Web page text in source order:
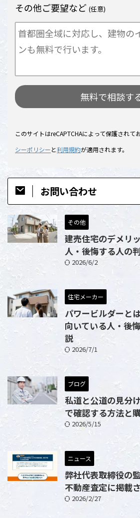
その他ご要望など (任意)
このサイトはreCAPTCHAによって保護されて
シーポリシーと利用規約が適用されます。
お問い合わせ
その他
建売住宅のデメリ
人・後悔する人の
2026/6/2
住宅メーカー
パワービルダーと
向いている人・後
説
2026/7/1
ブログ
私道と公道の見分
で確認する方法と
2026/5/15
ニュース
弊社代表取締役の
不動産査定に掲載
2026/2/27